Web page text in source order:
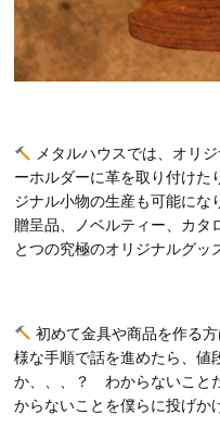
メタルハウスでは、オリ
ーホルダーに革を取り付けた
ジナル小物の生産も可能にな
贈呈品、ノベルティー、カタ
とつの究極のオリジナルグッ
初めて金具や商品を作る
様な手順で話を進めたら、値
か、、、？ わからないこと
からないことを僕らに投げか